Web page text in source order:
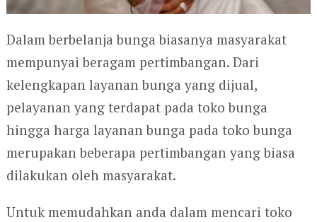
Dalam berbelanja bunga biasanya masyarakat
mempunyai beragam pertimbangan. Dari
kelengkapan layanan bunga yang dijual,
pelayanan yang terdapat pada toko bunga
hingga harga layanan bunga pada toko bunga
merupakan beberapa pertimbangan yang biasa
dilakukan oleh masyarakat.
Untuk memudahkan anda dalam mencari toko